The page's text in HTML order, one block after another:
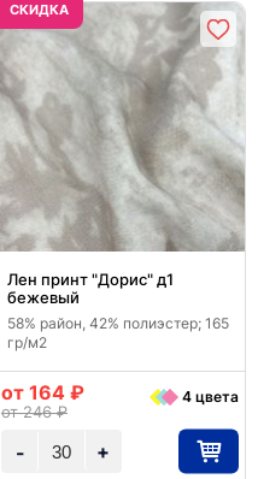
CКИДКА
Лен принт "Дорис" д1
бежевый
58% район, 42% полиэстер; 165
гр/м2
+
-
от 164 ₽
от 246 ₽
4 цвета